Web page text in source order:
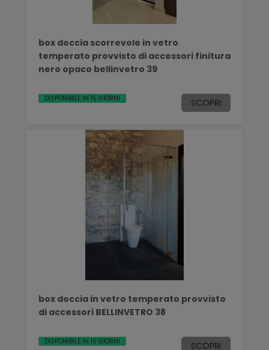
box doccia scorrevole in vetro
temperato provvisto di accessori finitura
nero opaco bellinvetro 39
DISPONIBILE IN 15 GIORNI SCOPRI
box doccia in vetro temperato provvisto
di accessori BELLINVETRO 38
DISPONIBILE IN 15 GIORNI SCOPRI